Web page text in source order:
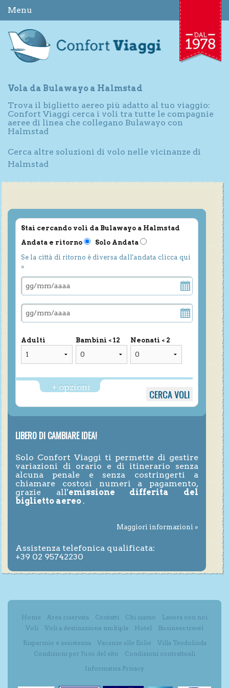
Menu
Vola da Bulawayo a Halmstad
Trova il biglietto aereo più adatto al tuo viaggio:
Confort Viaggi cerca i voli tra tutte le compagnie
aeree di linea che collegano Bulawayo con
Halmstad
Cerca altre soluzioni di volo nelle vicinanze di
Halmstad
Stai cercando voli da Bulawayo a Halmstad
Andata e ritorno
Solo Andata
Se la città di ritorno è diversa dall'andata clicca qui
»
Adulti Bambini < 12 Neonati < 2
+ opzioni
LIBERO DI CAMBIARE IDEA!
Solo Confort Viaggi ti permette di gestire
variazioni di orario e di itinerario senza
alcuna penale e senza costringerti a
chiamare costosi numeri a pagamento,
grazie all'emissione differita del
biglietto aereo .
Maggiori informazioni »
Assistenza telefonica qualificata:
+39 02 95742230
Home Area riservata Contatti Chi siamo
Lavora con noi
Voli
Voli a destinazione multipla Hotel
Business travel
Risparmio e assistenza
Vacanze alle Eolie
Villa Teodolinda
Condizioni per l'uso del sito
Condizioni contrattuali
Informativa Privacy